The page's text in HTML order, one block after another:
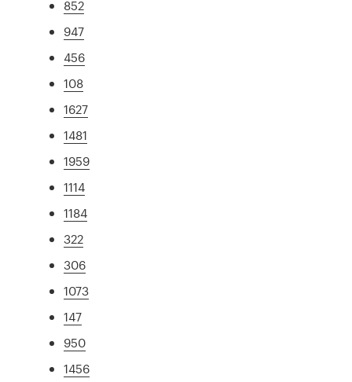
852
947
456
108
1627
1481
1959
1114
1184
322
306
1073
147
950
1456